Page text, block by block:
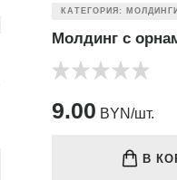
КАТЕГОРИЯ: МОЛДИНГИ
Молдинг с
9.00 BYN/шт.
В